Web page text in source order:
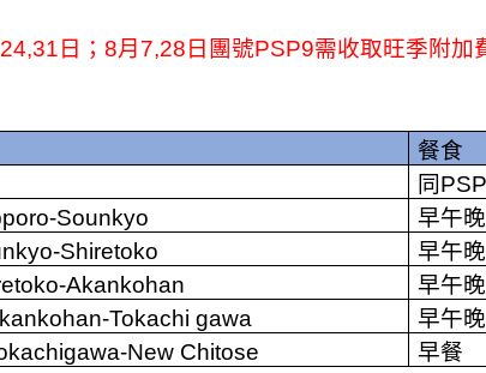
日； 8月 7,28 日團號PSP9需收取旺季附加
餐食
同
Sounkyo
早午
Shiretoko
早午
Akankohan
早午
Tokachi gawa
早午
New Chitose 早餐